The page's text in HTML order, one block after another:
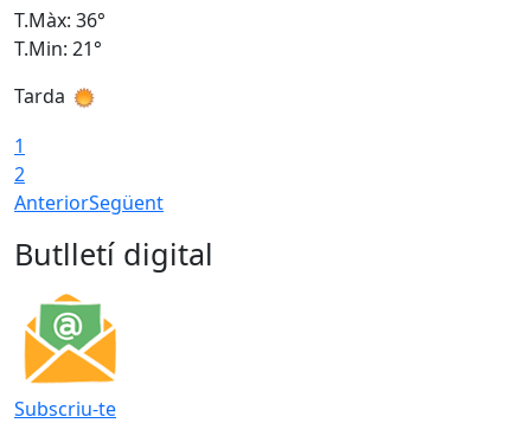
T.Màx: 36°
T.Min: 21°
Tarda
1
2
AnteriorSegüent
Butlletí digital
Subscriu-te